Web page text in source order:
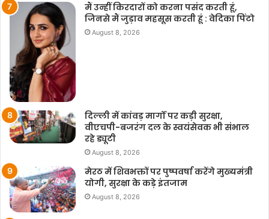
मैं उन्हीं किरदारों को करना पसंद करती हूं,
जिनसे मैं जुड़ाव महसूस करती हूं : वेदिका पिंटो
August 8, 2026
दिल्ली में कांवड़ मार्गों पर कड़ी सुरक्षा,
वीएचपी-बजरंग दल के स्वयंसेवक भी संभाल
रहे ड्यूटी
August 8, 2026
मेरठ में शिवभक्तों पर पुष्पवर्षा करेंगे मुख्यमंत्री
योगी, सुरक्षा के कड़े इंतजाम
August 8, 2026